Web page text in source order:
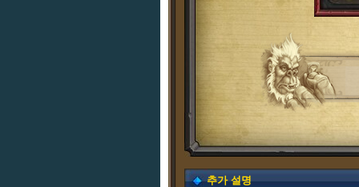
추가 설명